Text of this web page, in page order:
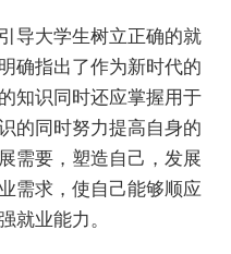
导大学生树立正确的就
确指出了作为新时代的
知识同时还应掌握用于
的同时努力提高自身的
需要，塑造自己，发展
需求，使自己能够顺应
就业能力。